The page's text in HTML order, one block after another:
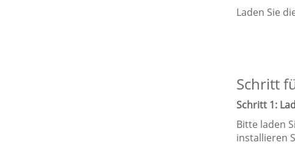
Laden Sie
Schritt
Schritt 1:
Bitte laden
installieren